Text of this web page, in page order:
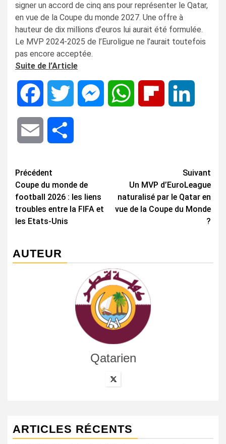
signer un accord de cinq ans pour représenter le Qatar,
en vue de la Coupe du monde 2027. Une offre à
hauteur de dix millions d’euros lui aurait été formulée.
Le MVP 2024-2025 de l’Euroligue ne l’aurait toutefois
pas encore acceptée.
Suite de l’Article
Facebook Twitter MessengerWhatsApp Flipboard
Email
Navigation
d’article
Précédent
Coupe du monde de
football 2026 : les liens
troubles entre la FIFA et
les Etats-Unis
Suivant
Un MVP d’EuroLeague
naturalisé par le Qatar en
vue de la Coupe du Monde
?
AUTEUR
Qatarien
ARTICLES RÉCENTS